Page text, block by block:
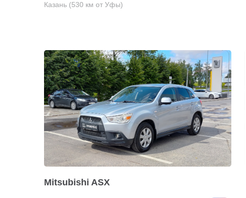
Казань (530 км от Уфы)
Mitsubishi ASX